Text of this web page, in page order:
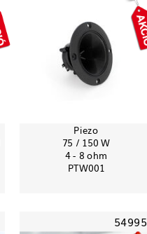
Piezo
75 / 150 W
4 - 8 ohm
PTW001
54995